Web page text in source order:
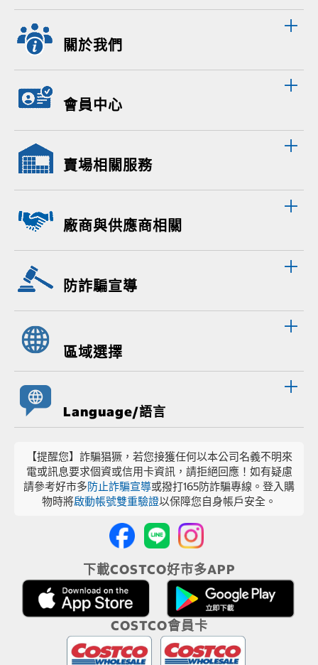
關於我們
會員中心
賣場相關服務
廠商與供應商相關
防詐騙宣導
區域選擇
Language/語言
【提醒您】詐騙猖獗，若您接獲任何以本公司名義不明來
電或訊息要求個資或信用卡資訊，請拒絕回應！如有疑慮
請參考好市多防止詐騙宣導或撥打165防詐騙專線。登入購
物時將啟動帳號雙重驗證以保障您自身帳戶安全。
下載COSTCO好市多APP
COSTCO會員卡